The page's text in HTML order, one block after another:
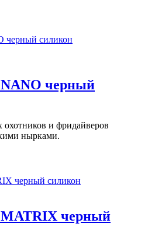
черный
и фридайверов
нырками.
черный